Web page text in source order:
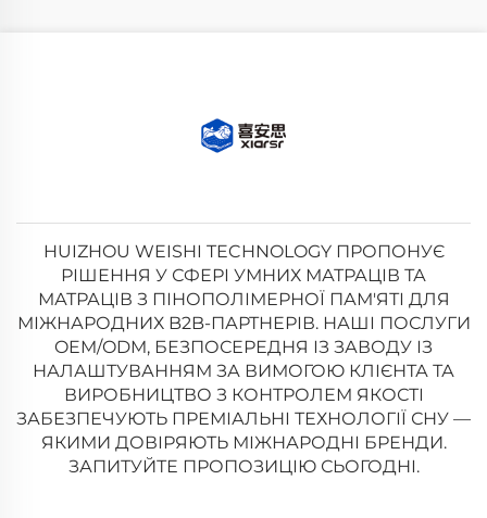
HUIZHOU WEISHI TECHNOLOGY ПРОПОНУЄ
РІШЕННЯ У СФЕРІ УМНИХ МАТРАЦІВ ТА
МАТРАЦІВ З ПІНОПОЛІМЕРНОЇ ПАМ'ЯТІ ДЛЯ
МІЖНАРОДНИХ B2B-ПАРТНЕРІВ. НАШІ ПОСЛУГИ
OEM/ODM, БЕЗПОСЕРЕДНЯ ІЗ ЗАВОДУ ІЗ
НАЛАШТУВАННЯМ ЗА ВИМОГОЮ КЛІЄНТА ТА
ВИРОБНИЦТВО З КОНТРОЛЕМ ЯКОСТІ
ЗАБЕЗПЕЧУЮТЬ ПРЕМІАЛЬНІ ТЕХНОЛОГІЇ СНУ —
ЯКИМИ ДОВІРЯЮТЬ МІЖНАРОДНІ БРЕНДИ.
ЗАПИТУЙТЕ ПРОПОЗИЦІЮ СЬОГОДНІ.